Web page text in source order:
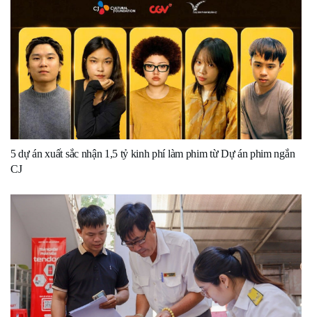
5 dự án xuất sắc nhận 1,5 tỷ kinh phí làm phim từ Dự án phim ngắn
CJ